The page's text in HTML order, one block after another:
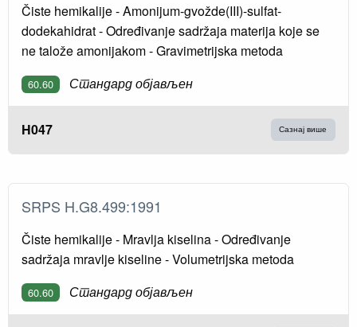
Čiste hemikalije - Amonijum-gvožde(III)-sulfat-
dodekahidrat - Određivanje sadržaja materija koje se
ne talože amonijakom - Gravimetrijska metoda
60.60 Стандард објављен
H047 Сазнај више
SRPS H.G8.499:1991
Čiste hemikalije - Mravlja kiselina - Određivanje
sadržaja mravlje kiseline - Volumetrijska metoda
60.60 Стандард објављен